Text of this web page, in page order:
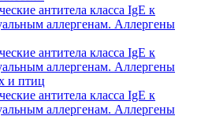
антитела класса IgE к
аллергенам. Аллергены
антитела класса IgE к
аллергенам. Аллергены
и птиц
антитела класса IgE к
аллергенам. Аллергены